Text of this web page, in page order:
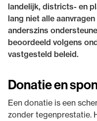
landelijk, districts- en
lang niet alle
anderszins
beoordeeld volgens
vastgesteld beleid.
Donatie en
Een donatie is een
zonder tegenprestatie.